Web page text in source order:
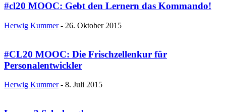
#cl20 MOOC: Gebt den Lernern das Kommando!
Herwig Kummer - 26. Oktober 2015
#CL20 MOOC: Die Frischzellenkur für
Personalentwickler
Herwig Kummer - 8. Juli 2015